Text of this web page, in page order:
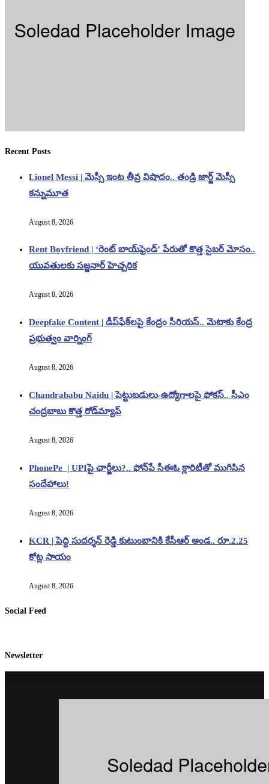
Recent Posts
Lionel Messi | మెస్సీ ఇంట తీవ్ర విషాదం.. తండ్రి జార్జ్ మెస్సీ
కన్నుమూత
August 8, 2026
Rent Boyfriend | ‘రెంట్ బాయ్‌ఫ్రెండ్’ పేరుతో కొత్త సైబర్ మోసం..
యువతులకు సజ్జనార్ హెచ్చరిక
August 8, 2026
Deepfake Content | డీప్‌ఫేక్‌లపై కేంద్రం సీరియస్.. మెటాకు కేంద్ర
ప్రభుత్వం వార్నింగ్
August 8, 2026
Chandrababu Naidu | పెట్టుబడులు-ఉద్యోగాలపై ఫోకస్.. సీఎం
చంద్రబాబు కొత్త రోడ్‌మ్యాప్
August 8, 2026
PhonePe | UPIపై ఛార్జీలు?.. ఫోన్‌పే సీఈఓ క్లారిటీతో ముగిసిన
సందేహాలు!
August 8, 2026
KCR | పెద్ది సుదర్శన్ రెడ్డి కుటుంబానికి కేసీఆర్ అండ.. రూ.2.25
కోట్ల సాయం
August 8, 2026
Social Feed
Newsletter